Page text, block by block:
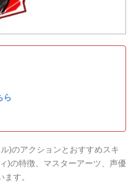
ら
)のアクションとおすすめスキ
)の特徴、マスターアーツ、声優
す。